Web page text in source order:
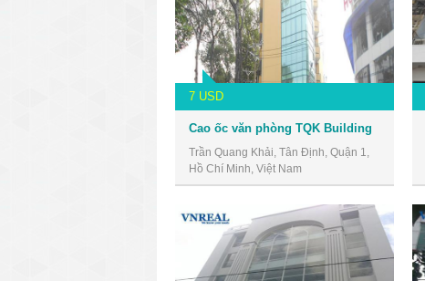
7 USD
Cao ốc văn phòng TQK Building
Trần Quang Khải, Tân Định, Quận 1,
Hồ Chí Minh, Việt Nam